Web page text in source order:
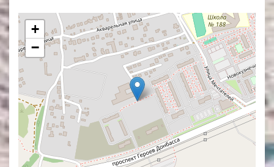
+
−